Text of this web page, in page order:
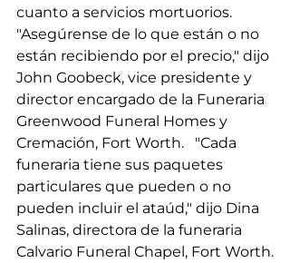
cuanto a servicios mortuorios.
"Asegúrense de lo que están o no
están recibiendo por el precio," dijo
John Goobeck, vice presidente y
director encargado de la Funeraria
Greenwood Funeral Homes y
Cremación, Fort Worth.   "Cada
funeraria tiene sus paquetes
particulares que pueden o no
pueden incluir el ataúd," dijo Dina
Salinas, directora de la funeraria
Calvario Funeral Chapel, Fort Worth.